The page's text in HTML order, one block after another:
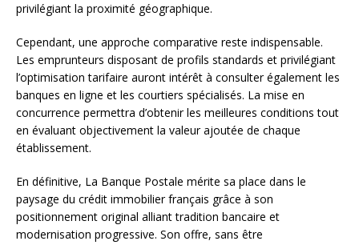
privilégiant la proximité géographique.
Cependant, une approche comparative reste indispensable.
Les emprunteurs disposant de profils standards et privilégiant
l’optimisation tarifaire auront intérêt à consulter également les
banques en ligne et les courtiers spécialisés. La mise en
concurrence permettra d’obtenir les meilleures conditions tout
en évaluant objectivement la valeur ajoutée de chaque
établissement.
En définitive, La Banque Postale mérite sa place dans le
paysage du crédit immobilier français grâce à son
positionnement original alliant tradition bancaire et
modernisation progressive. Son offre, sans être